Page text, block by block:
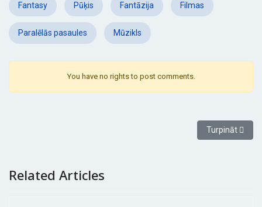
Fantasy Pūķis Fantāzija Filmas
Paralēlās pasaules Mūzikls
You have no rights to post comments.
Nākamais
Turpināt
Related Articles